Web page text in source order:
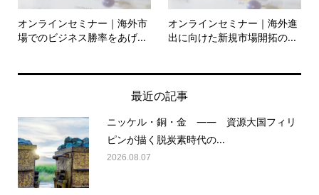
オンラインセミナー｜海外市
場でのビジネス勝率をあげ...
オンラインセミナー｜海外進
出に向けた新規市場開拓の...
最近の記事
ニッケル・銅・金 —— 資源大国フィリ
ピンが描く脱炭素時代の...
2026.08.07